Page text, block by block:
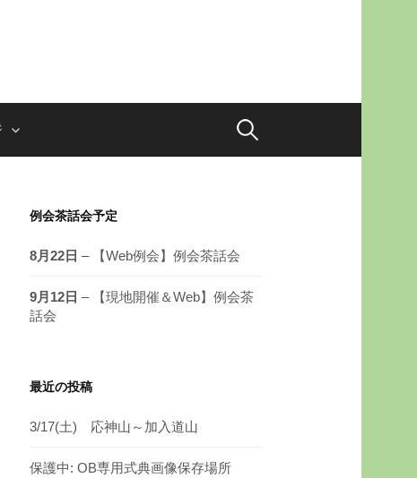
例会茶話会予定
8月22日 – 【Web例会】例会茶話会
9月12日 – 【現地開催＆Web】例会茶
話会
最近の投稿
3/17(土) 応神山～加入道山
保護中: OB専用式典画像保存場所